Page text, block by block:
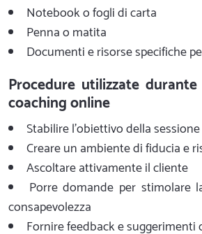
Notebook o fogli di carta
Penna o matita
Documenti e risorse specifiche
Procedure utilizzate
coaching online
Stabilire l'obiettivo della sessione
Creare un ambiente di fiducia e
Ascoltare attivamente il cliente
Porre domande per stimolare
consapevolezza
Fornire feedback e